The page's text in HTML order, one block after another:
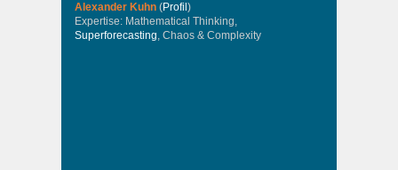
Alexander Kuhn (Profil )
Expertise: Mathematical Thinking,
Superforecasting, Chaos & Complexity